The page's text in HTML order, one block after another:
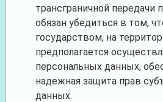
трансграничной передачи
обязан убедиться в том,
государством, на
предполагается
персональных данных,
надежная защита прав
данных.